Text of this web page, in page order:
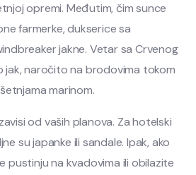
opremi. Međutim, čim sunce
farmerke, dukserice sa
jakne. Vetar sa Crvenog
jak, naročito na brodovima tokom
marinom.
od vaših planova. Za hotelski
su japanke ili sandale. Ipak, ako
pustinju na kvadovima ili obilazite